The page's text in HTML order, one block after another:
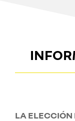
LA ELECCIÓN